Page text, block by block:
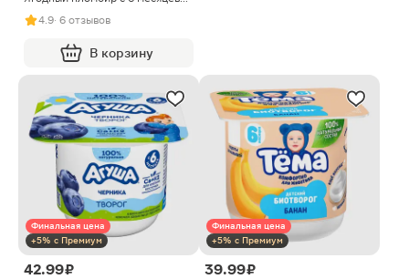
Фрутоkids 4.2% 90г
4.9· 6 отзывов
В корзину
Финальная цена
+5% с Премиум
42.99 ₽
Финальная цена
+5% с Премиум
39.99 ₽